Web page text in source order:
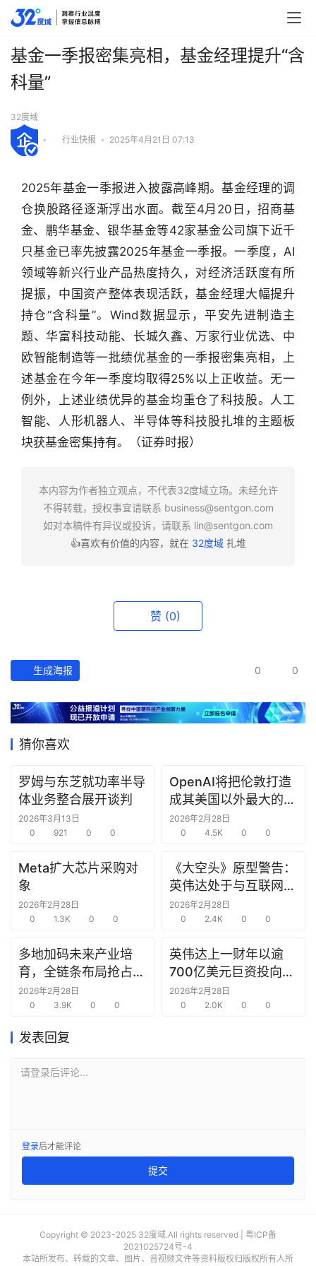
行
业
快
报
资
数
据
研
选
报
创
投
窗
商
合
圈
基金一季报密集亮相，基金经理提升“含
科量”
32度域
• 行业快报 • 2025年4月21日 07:13
2025年基金一季报进入披露高峰期。基金经理的调
仓换股路径逐渐浮出水面。截至4月20日，招商基
金、鹏华基金、银华基金等42家基金公司旗下近千
只基金已率先披露2025年基金一季报。一季度，AI
领域等新兴行业产品热度持久，对经济活跃度有所
提振，中国资产整体表现活跃，基金经理大幅提升
持仓“含科量”。Wind数据显示，平安先进制造主
题、华富科技动能、长城久鑫、万家行业优选、中
欧智能制造等一批绩优基金的一季报密集亮相，上
述基金在今年一季度均取得25%以上正收益。无一
例外，上述业绩优异的基金均重仓了科技股。人工
智能、人形机器人、半导体等科技股扎堆的主题板
块获基金密集持有。（证券时报）
本内容为作者独立观点，不代表32度域立场。未经允许
不得转载，授权事宜请联系 business@sentgon.com
如对本稿件有异议或投诉，请联系 lin@sentgon.com
👍喜欢有价值的内容，就在 32度域扎堆
赞 (0)
生成海报 0 0
猜你喜欢
罗姆与东芝就功率半导
体业务整合展开谈判
2026年3月13日
0
921 0 0
OpenAI将把伦敦打造
成其美国以外最大的研
究中心
2026年2月28日
0
4.5K 0 0
Meta扩大芯片采购对
象
2026年2月28日
0
1.3K 0 0
《大空头》原型警告：
英伟达处于与互联网泡
沫时期思科同样的“危
险境地”
2026年2月28日
0
2.4K 0 0
多地加码未来产业培
育，全链条布局抢占新
赛道先机
2026年2月28日
0
3.9K 0 0
英伟达上一财年以逾
700亿美元巨资投向合
作方，竭力巩固AI芯片
需求
2026年2月28日
0
2.0K 0 0
发表回复
请登录后评论...
登录后才能评论
提交
Copyright © 2023-2025 32度域.All rights reserved | 粤ICP备
2021025724号-4
本站所发布、转载的文章、图片、音视频文件等资料版权归版权所有人所